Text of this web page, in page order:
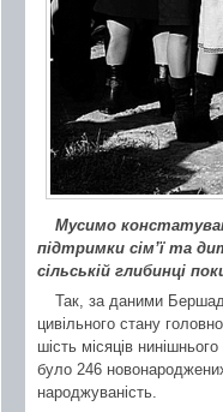
Мусимо
підтримки сім’ї та
сільській глибинці
Так, за даними
цивільного стану
шість місяців
було 246
народжуваність.